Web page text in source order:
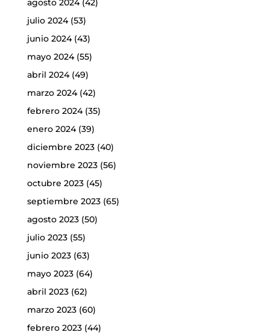
agosto 2024(42)
julio 2024(53)
junio 2024(43)
mayo 2024(55)
abril 2024(49)
marzo 2024(42)
febrero 2024(35)
enero 2024(39)
diciembre 2023(40)
noviembre 2023(56)
octubre 2023(45)
septiembre 2023(65)
agosto 2023(50)
julio 2023(55)
junio 2023(63)
mayo 2023(64)
abril 2023(62)
marzo 2023(60)
febrero 2023(44)